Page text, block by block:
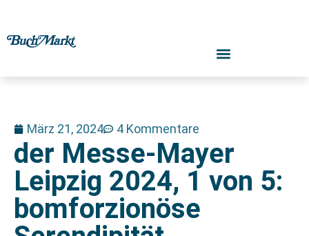
März 21, 2024 4 Kommentare
der Messe-Mayer
Leipzig 2024, 1 von 5:
bomforzionöse